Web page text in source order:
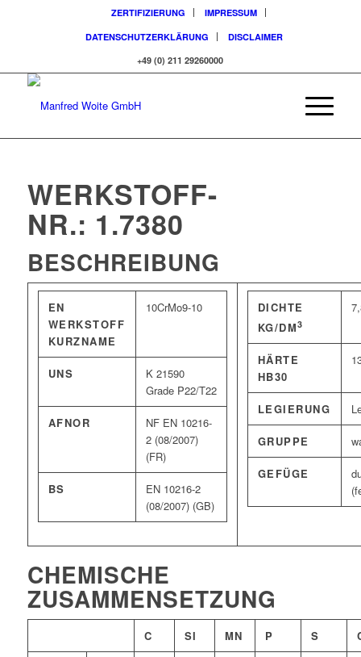
ZERTIFIZIERUNG
IMPRESSUM
DATENSCHUTZERKLÄRUNG
DISCLAIMER
+49 (0) 211 29260000
WERKSTOFF-
NR.: 1.7380
BESCHREIBUNG
EN
WERKSTOFF
KURZNAME
10CrMo9-10
UNS
K 21590
Grade P22/T22
AFNOR
NF EN 10216-
2 (08/2007)
(FR)
BS
EN 10216-2
(08/2007) (GB)
DICHTE
KG/DM3
HÄRTE
HB30
LEGIERUNG
GRUPPE
GEFÜGE
CHEMISCHE
ZUSAMMENSETZUNG
C SI MN P S